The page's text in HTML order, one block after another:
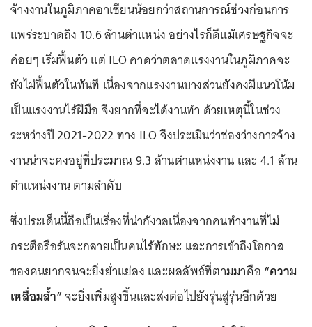
จ้างงานในภูมิภาคอาเซียนน้อยกว่าสถานการณ์ช่วงก่อนการ
แพร่ระบาดถึง 10.6 ล้านตำแหน่ง อย่างไรก็ดีแม้เศรษฐกิจจะ
ค่อยๆ เริ่มฟื้นตัว แต่ ILO คาดว่าตลาดแรงงานในภูมิภาคจะ
ยังไม่ฟื้นตัวในทันที เนื่องจากแรงงานบางส่วนยังคงมีแนวโน้ม
เป็นแรงงานไร้ฝีมือ จึงยากที่จะได้งานทำ ด้วยเหตุนี้ในช่วง
ระหว่างปี 2021-2022 ทาง ILO จึงประเมินว่าช่องว่างการจ้าง
งานน่าจะคงอยู่ที่ประมาณ 9.3 ล้านตำแหน่งงาน และ 4.1 ล้าน
ตำแหน่งงาน ตามลำดับ
ซึ่งประเด็นนี้ถือเป็นเรื่องที่น่ากังวลเนื่องจากคนทำงานที่ไม่
กระตือรือร้นจะกลายเป็นคนไร้ทักษะ และการเข้าถึงโอกาส
ของคนยากจนจะยิ่งย่ำแย่ลง และผลลัพธ์ที่ตามมาคือ “ความ
เหลื่อมล้ำ”จะยิ่งเพิ่มสูงขึ้นและส่งต่อไปยังรุ่นสู่รุ่นอีกด้วย